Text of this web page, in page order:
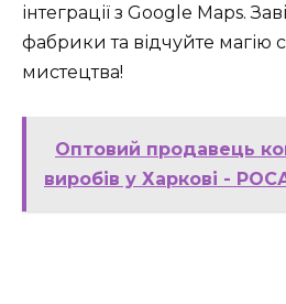
інтеграції з Google Maps.
фабрики та відчуйте магію
мистецтва!
Оптовий продавець
виробів у Харкові -